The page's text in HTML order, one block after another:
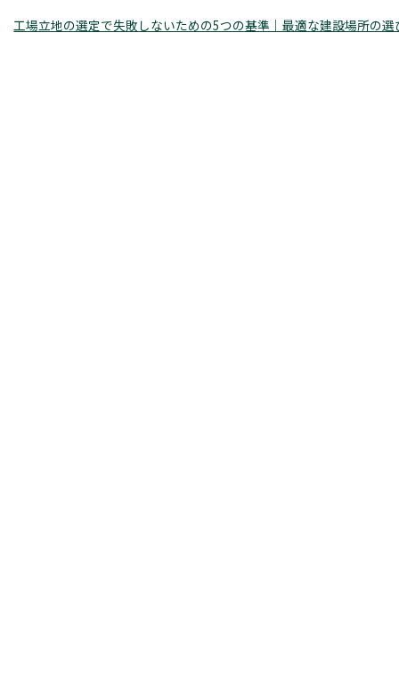
工場立地の選定で失敗しないための5つの基準｜最適な建設場所の